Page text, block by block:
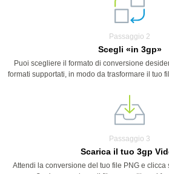
Passaggio 2
Scegli «in 3gp»
Puoi scegliere il formato di conversione
formati supportati, in modo da trasformare il tuo
Passaggio 3
Scarica il tuo 3gp
Attendi la conversione del tuo file PNG e clicca